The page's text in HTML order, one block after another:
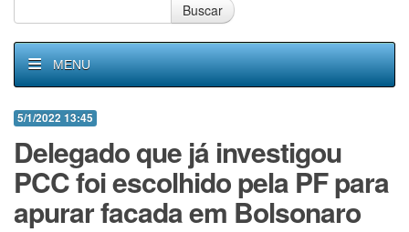
Buscar
MENU
5/1/2022 13:45
Delegado que já investigou
PCC foi escolhido pela PF para
apurar facada em Bolsonaro